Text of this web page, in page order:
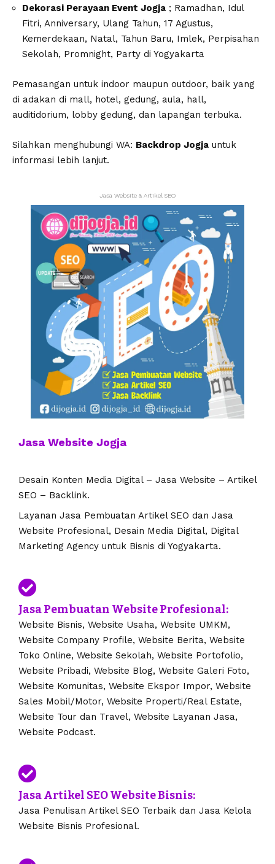
Dekorasi Perayaan Event Jogja ; Ramadhan, Idul
Fitri, Anniversary, Ulang Tahun, 17 Agustus,
Kemerdekaan, Natal, Tahun Baru, Imlek, Perpisahan
Sekolah, Promnight, Party di Yogyakarta
Pemasangan untuk indoor maupun outdoor, baik yang
di adakan di mall, hotel, gedung, aula, hall,
auditidorium, lobby gedung, dan lapangan terbuka.
Silahkan menghubungi WA: Backdrop Jogja untuk
informasi lebih lanjut.
Jasa Website & Artikel SEO
Jasa Website Jogja
Desain Konten Media Digital – Jasa Website – Artikel
SEO – Backlink.
Layanan Jasa Pembuatan Artikel SEO dan Jasa
Website Profesional, Desain Media Digital, Digital
Marketing Agency untuk Bisnis di Yogyakarta.
Jasa Pembuatan Website Profesional:
Website Bisnis, Website Usaha, Website UMKM,
Website Company Profile, Website Berita, Website
Toko Online, Website Sekolah, Website Portofolio,
Website Pribadi, Website Blog, Website Galeri Foto,
Website Komunitas, Website Ekspor Impor, Website
Sales Mobil/Motor, Website Properti/Real Estate,
Website Tour dan Travel, Website Layanan Jasa,
Website Podcast.
Jasa Artikel SEO Website Bisnis:
Jasa Penulisan Artikel SEO Terbaik dan Jasa Kelola
Website Bisnis Profesional.